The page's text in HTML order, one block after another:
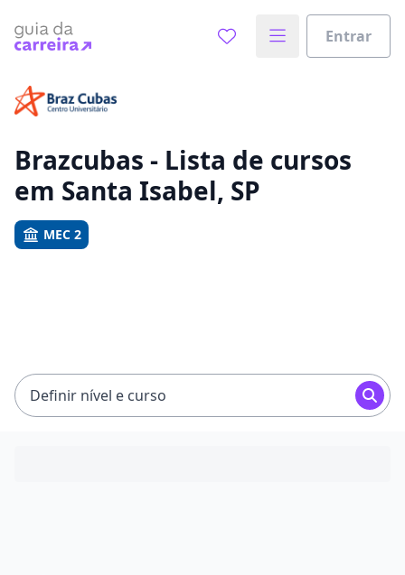
Entrar
Vamos te guiar no caminho ideal para seus estudos
Sim, já sei
Brazcubas - Lista de cursos
em Santa Isabel, SP
MEC 2
Definir nível e curso